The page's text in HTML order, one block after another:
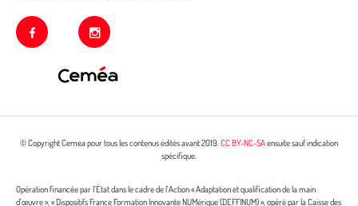
facebook instagram
© Copyright Cemea pour tous les contenus édités avant 2019.CC BY-NC-SAensuite sauf indication
spécifique.
Opération financée par l’État dans le cadre de l’Action « Adaptation et qualification de la main
d’œuvre », « Dispositifs France Formation Innovante NUMérique (DEFFINUM) », opéré par la Caisse des